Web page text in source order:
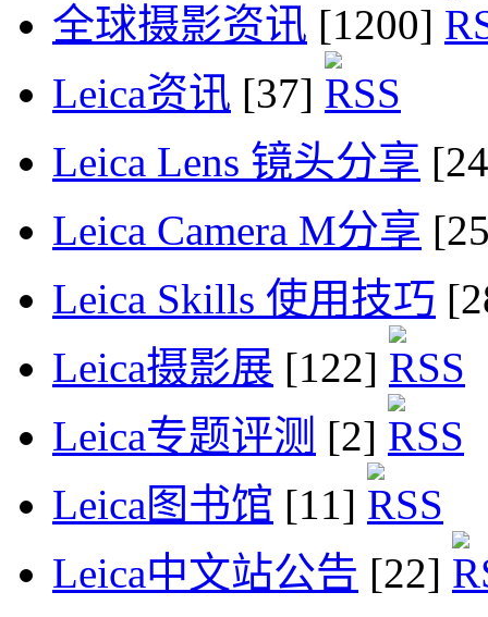
全球摄影资讯 [1200]
Leica资讯 [37]
Leica Lens 镜头分享
Leica Camera M分享
Leica Skills 使用技巧
Leica摄影展 [122]
Leica专题评测 [2]
Leica图书馆 [11]
Leica中文站公告 [22]